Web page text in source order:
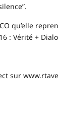
qu’elle
: Vérité +
sur